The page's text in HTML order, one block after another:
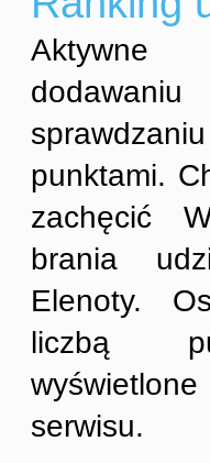
Aktywne
punktami.
zachęcić
brania
Elenoty.
liczbą
serwisu.